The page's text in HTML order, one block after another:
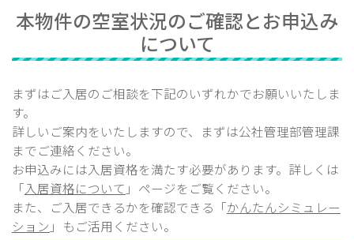
本物件の空室状況のご確認とお申込み
について
まずはご入居のご相談を下記のいずれかでお願いいたしま
す。
詳しいご案内をいたしますので、まずは公社管理部管理課
までご連絡ください。
お申込みには入居資格を満たす必要があります。詳しくは
「入居資格について 」ページをご覧ください。
また、ご入居できるかを確認できる「かんたんシミュレー
ション 」もご活用ください。